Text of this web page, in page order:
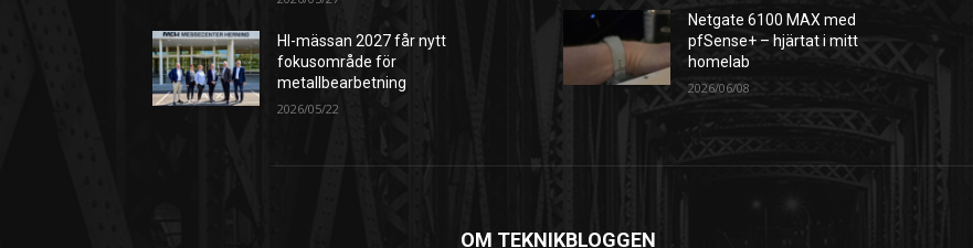
HI-mässan 2027 får nytt
fokusområde för
metallbearbetning
2026/05/22
Netgate 6100 MAX med
pfSense+ – hjärtat i mitt
homelab
2026/06/08
OM TEKNIKBLOGGEN